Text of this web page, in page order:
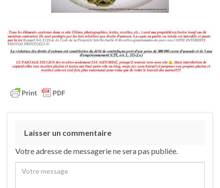
Laisser un commentaire
Votre adresse de messagerie ne sera pas publiée.